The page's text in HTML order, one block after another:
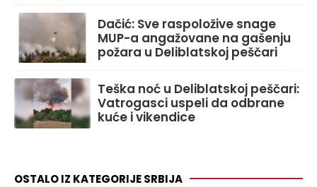
Dačić: Sve raspoložive snage
MUP-a angažovane na gašenju
požara u Deliblatskoj peščari
Teška noć u Deliblatskoj peščari:
Vatrogasci uspeli da odbrane
kuće i vikendice
OSTALO IZ KATEGORIJE SRBIJA